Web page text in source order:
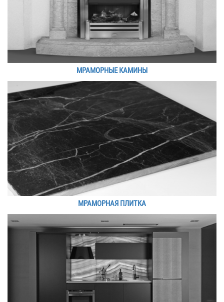
МРАМОРНЫЕ КАМИНЫ
МРАМОРНАЯ ПЛИТКА